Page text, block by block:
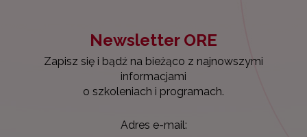
Newsletter ORE
Zapisz się i bądź na bieżąco z najnowszymi
informacjami
o szkoleniach i programach.
Adres e-mail: